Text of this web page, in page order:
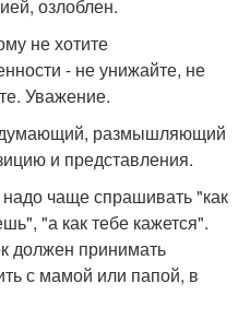
озлоблен.
не хотите
- не унижайте, не
Уважение.
думающий, размышляющий
и представления.
чаще спрашивать "как
"а как тебе кажется".
должен принимать
с мамой или папой, в